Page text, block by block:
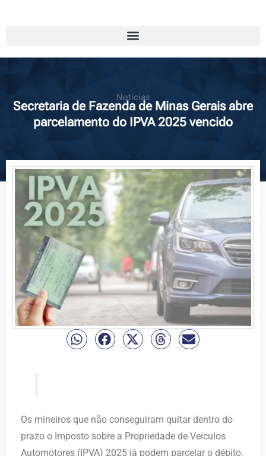
Notícias
Secretaria de Fazenda de Minas Gerais abre
parcelamento do IPVA 2025 vencido
Os mineiros que não conseguiram quitar dentro do
prazo o Imposto sobre a Propriedade de Veículos
Automotores (IPVA) 2025 já podem parcelar o débito,